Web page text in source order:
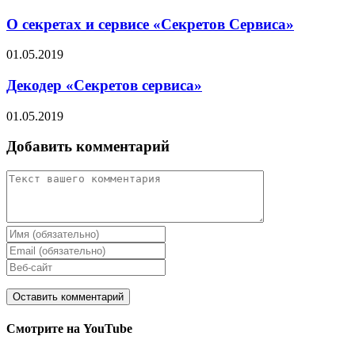
О секретах и сервисе «Секретов Сервиса»
01.05.2019
Декодер «Секретов сервиса»
01.05.2019
Добавить комментарий
Смотрите на YouTube